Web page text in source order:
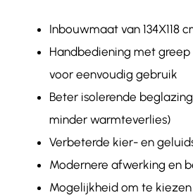
Inbouwmaat van 134X118
Handbediening met
voor eenvoudig gebruik
Beter isolerende
minder warmteverlies)
Verbeterde kier- en
Modernere afwerking en
Mogelijkheid om te